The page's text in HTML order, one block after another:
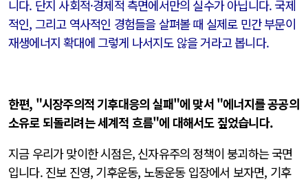
니다. 단지 사회적·경제적 측면에서만의 실수가 아닙니다. 국제
적인, 그리고 역사적인 경험들을 살펴볼 때 실제로 민간 부문이
재생에너지 확대에 그렇게 나서지도 않을 거라고 봅니다.
한편, "시장주의적 기후대응의 실패"에 맞서 "에너지를 공공의
소유로 되돌리려는 세계적 흐름"에 대해서도 짚었습니다.
지금 우리가 맞이한 시점은, 신자유주의 정책이 붕괴하는 국면
입니다. 진보 진영, 기후운동, 노동운동 입장에서 보자면, 기후